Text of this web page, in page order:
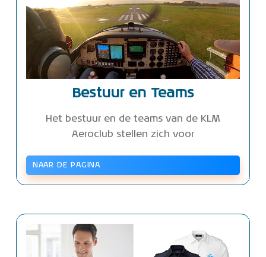
Bestuur en Teams
Het bestuur en de teams van de KLM
Aeroclub stellen zich voor
NAAR DE PAGINA